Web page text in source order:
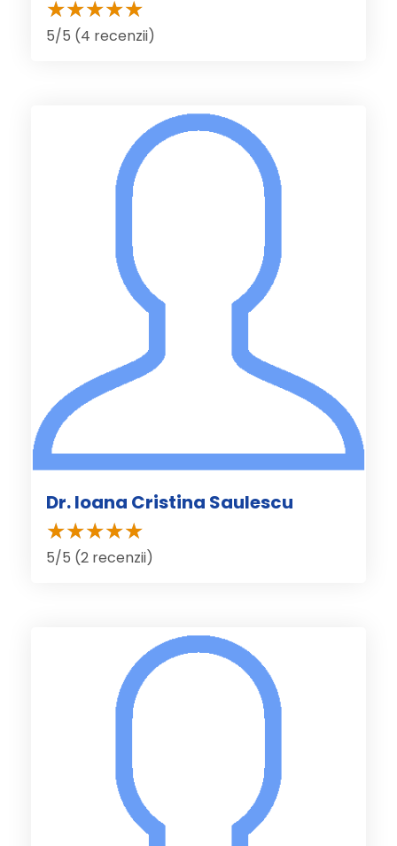
5/5 (4 recenzii)
Dr. Ioana Cristina Saulescu
5/5 (2 recenzii)